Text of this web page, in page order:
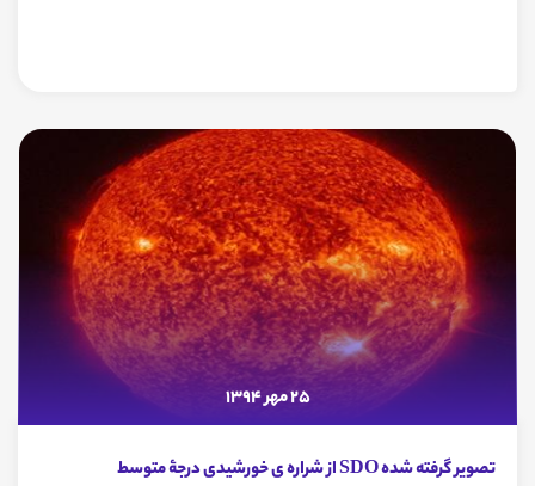
25 مهر 1394
تصویر گرفته شده SDO از شراره ی خورشیدی درجۀ متوسط